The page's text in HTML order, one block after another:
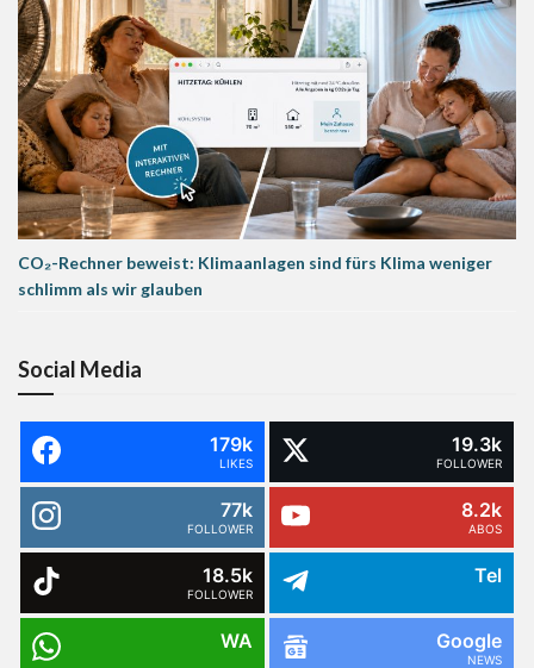
CO₂-Rechner beweist: Klimaanlagen sind fürs Klima weniger
schlimm als wir glauben
Social Media
179k
LIKES
19.3k
FOLLOWER
77k
FOLLOWER
8.2k
ABOS
18.5k
FOLLOWER
Tel
WA Google
NEWS